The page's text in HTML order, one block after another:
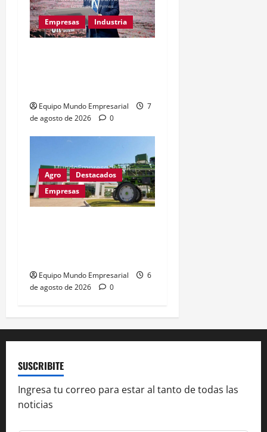
Empresas Industria
Equipo Mundo Empresarial
7
de agosto de 2026
0
Agro
Destacados
Empresas
Equipo Mundo Empresarial
6
de agosto de 2026
0
SUSCRIBITE
Ingresa tu correo para estar al tanto de todas las
noticias